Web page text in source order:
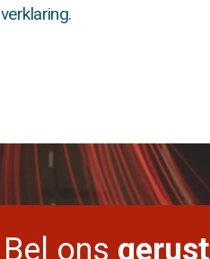
Bel ons gerust